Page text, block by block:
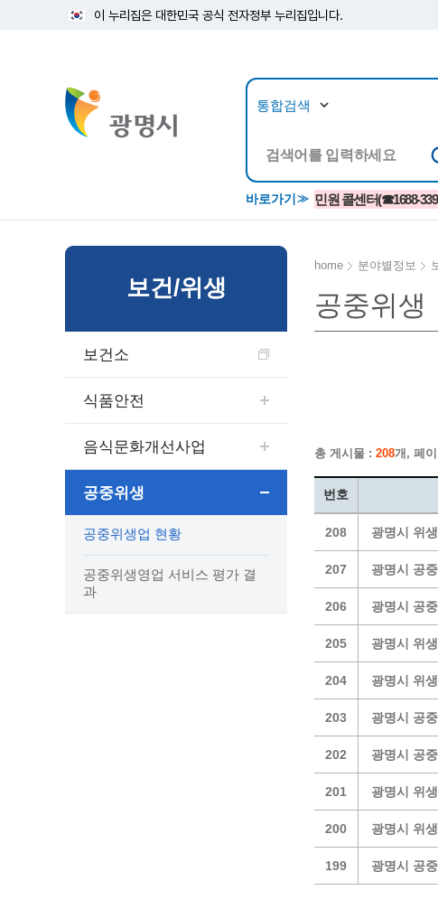
이 누리집은 대한민국 공식 전자정부 누리집입니다.
바로가기 민원 콜센터(☎1688-
뉴스/정보공개
고시/공고/입법예고
행사ㆍ축제
보도자료
보도자료(2021.4월이전)
소식지/카카
반상회보
행정정보공개안내
정보공개 비공개 세부기준
시청안내
주요시책
광명의 상징물
광명시 현황
광명의 역사
국내외 교류
시민이용시설
민원/참여
종합민원실 안내도
종합민원상담센터
민원상담전화
어디서나 민원
민원 제증명 수수료 면제사항
행정처리기준편람
행정정보공동이용
110화상수화통역서비스
고객서비스 표준 매뉴얼
민원조정제도
사전심사청구
구술 및 전화
가족관계등록
여권민원
부동산민원
교육정보
평생학습원
광명일자리센터
취업지원 프로
지역맞춤형
공공일자리
지역공동체
직업 소개소
노동조합
단원소개
예술/공연단체
영화상영관 현황
출판사 및 인쇄소 현황
박물관/미술관 현황
문화관광 해설사
보건/위생
보건소
식품안전
음식문화개선사업
공중위생
공중위생업 현황
공중위생영업 서비스 평가 결
과
home 분야별정보
공중위생
총 게시물 : 208개, 페
번호
208 광명시 위
207 광명시 공
206 광명시 공
205 광명시 위
204 광명시 위
203 광명시 공
202 광명시 공
201 광명시 위
200 광명시 위
199 광명시 공